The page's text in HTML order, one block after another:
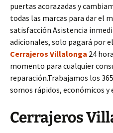
puertas acorazadas y
todas las marcas para dar el
satisfacción.Asistencia
adicionales, solo pagará por
Cerrajeros Villalonga 24
momento para cualquier
reparación.Trabajamos los
somos rápidos, económicos y
Cerrajeros